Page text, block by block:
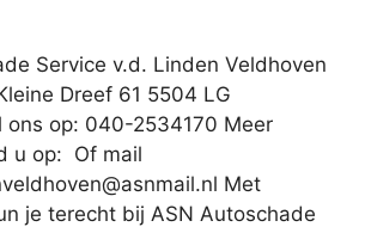
Service v.d. Linden Veldhoven
Dreef 61 5504 LG
ons op: 040-2534170 Meer
u op: Of mail
Met
je terecht bij ASN Autoschade